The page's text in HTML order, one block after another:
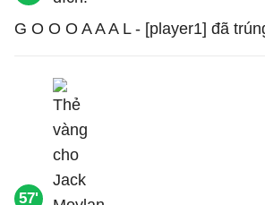
G O O O A A A L - [player1] đã
57'